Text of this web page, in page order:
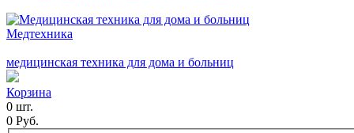
Медтехника
медицинская техника для дома и больниц
Корзина
0 шт.
0 Руб.